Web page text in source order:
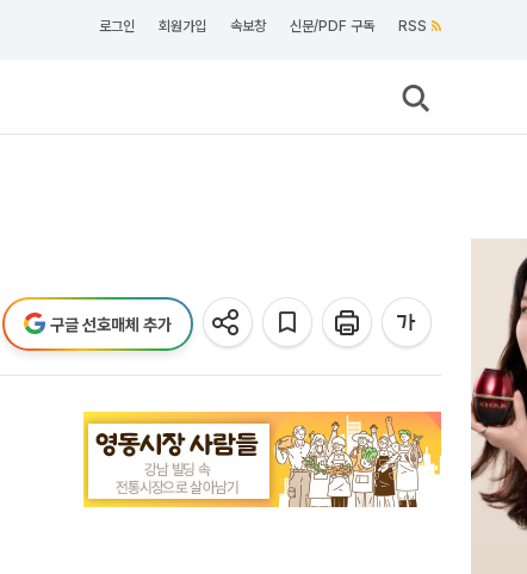
로그인 회원가입 속보창 신문/PDF 구독 RSS
구글 선호매체 추가